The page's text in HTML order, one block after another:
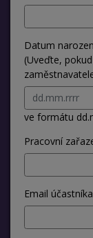
Datum
(Uveďte,
ve formátu
Pracovní
Email účastníka